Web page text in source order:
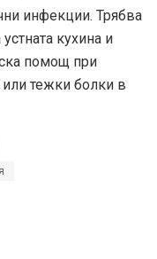
инфекции. Трябва
кухина и
помощ при
тежки болки в